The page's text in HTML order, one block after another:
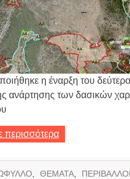
η έναρξη του
ανάρτησης των δασικών
περισσότερα
ΘΕΜΑΤΑ,